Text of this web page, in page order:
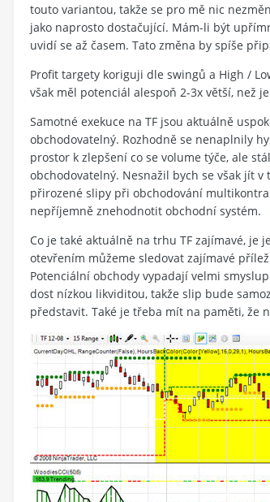
touto variantou, takže se pro mě nic
jako naprosto dostačující. Mám-li být
uvidí se až časem. Tato změna by spíše
Profit targety koriguji dle swingů a High /
však měl potenciál alespoň 2-3x větší, než
Samotné exekuce na TF jsou aktuálně
obchodovatelný. Rozhodně se nenaplnily
prostor k zlepšení co se volume týče, ale
obchodovatelný. Nesnažil bych se však jít
přirozené slipy při obchodování
nepříjemně znehodnotit obchodní systém.
Co je také aktuálně na trhu TF zajímavé,
otevřením můžeme sledovat zajímavé
Potenciální obchody vypadají velmi
dost nízkou likviditou, takže slip bude
představit. Také je třeba mít na paměti, že